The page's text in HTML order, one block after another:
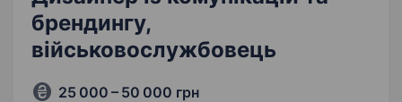
брендингу,
військовослужбовець
25 000 – 50 000 грн